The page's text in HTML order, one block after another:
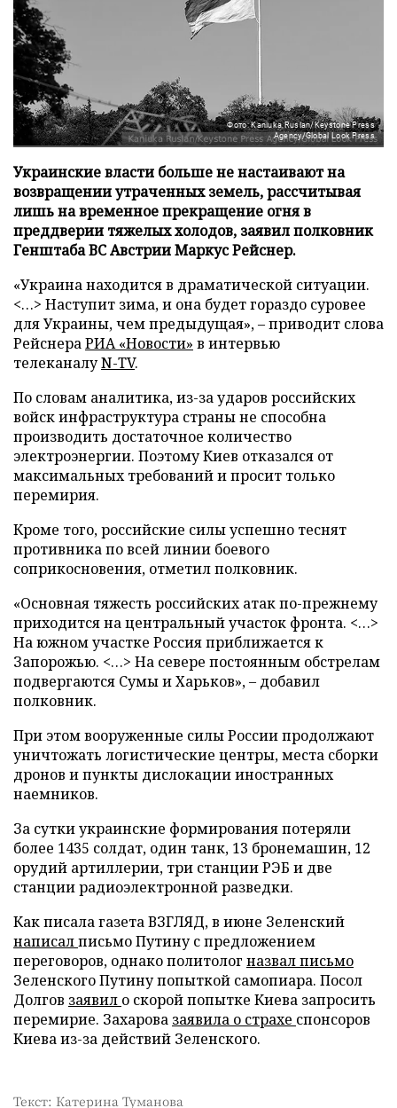
Фото: Kaniuka Ruslan/Keystone Press
Agency/Global Look Press
Украинские власти больше не настаивают на
возвращении утраченных земель, рассчитывая
лишь на временное прекращение огня в
преддверии тяжелых холодов, заявил полковник
Генштаба ВС Австрии Маркус Рейснер.
«Украина находится в драматической ситуации.
<…> Наступит зима, и она будет гораздо суровее
для Украины, чем предыдущая», – приводит слова
РейснераРИА «Новости» в интервью
телеканалуN-TV.
По словам аналитика, из-за ударов российских
войск инфраструктура страны не способна
производить достаточное количество
электроэнергии. Поэтому Киев отказался от
максимальных требований и просит только
перемирия.
Кроме того, российские силы успешно теснят
противника по всей линии боевого
соприкосновения, отметил полковник.
«Основная тяжесть российских атак по-прежнему
приходится на центральный участок фронта. <…>
На южном участке Россия приближается к
Запорожью. <…> На севере постоянным обстрелам
подвергаются Сумы и Харьков», – добавил
полковник.
При этом вооруженные силы России продолжают
уничтожать логистические центры, места сборки
дронов и пункты дислокации иностранных
наемников.
За сутки украинские формирования потеряли
более 1435 солдат, один танк, 13 бронемашин, 12
орудий артиллерии, три станции РЭБ и две
станции радиоэлектронной разведки.
Как писала газета ВЗГЛЯД, в июне Зеленский
написалписьмо Путину с предложением
переговоров, однако политолог назвал письмо
Зеленского Путину попыткой самопиара. Посол
Долгов заявил о скорой попытке Киева запросить
перемирие. Захарова заявила о страхе спонсоров
Киева из-за действий Зеленского.
Текст: Катерина Туманова